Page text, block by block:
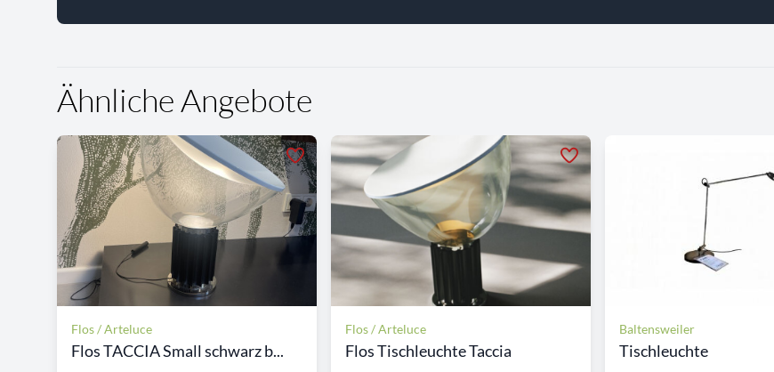
Ähnliche Angebote
Flos / Arteluce
Flos TACCIA Small schwarz b...
Flos / Arteluce
Flos Tischleuchte Taccia
Baltensweiler
Tischleuchte